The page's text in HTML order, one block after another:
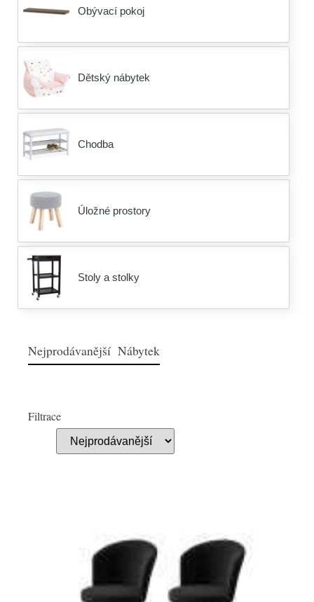
Obývací pokoj
Dětský nábytek
Chodba
Úložné prostory
Stoly a stolky
Nejprodávanější Nábytek
Filtrace